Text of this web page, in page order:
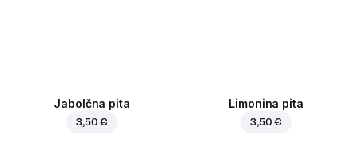
Jabolčna pita
3,50 €
Limonina pita
3,50 €